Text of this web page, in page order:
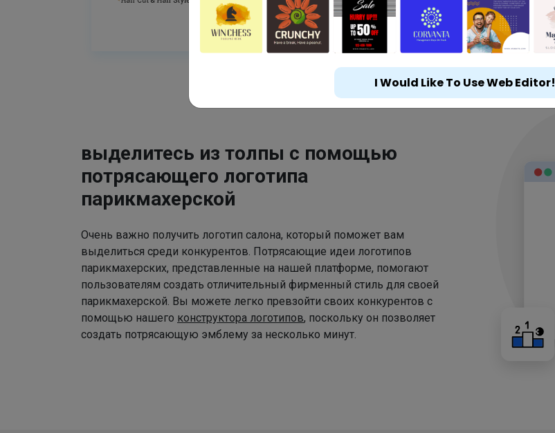
выделитесь из толпы с помощью
потрясающего логотипа
парикмахерской
Очень важно получить логотип салона, который поможет вам
выделиться среди конкурентов. Потрясающие идеи логотипов
парикмахерских, представленные на нашей платформе, помогают
пользователям создать отличительный фирменный стиль для своей
парикмахерской. Вы можете легко превзойти своих конкурентов с
помощью нашего конструктора логотипов, поскольку он позволяет
создать потрясающую эмблему за несколько минут.
I Would Like To Use Web Editor!